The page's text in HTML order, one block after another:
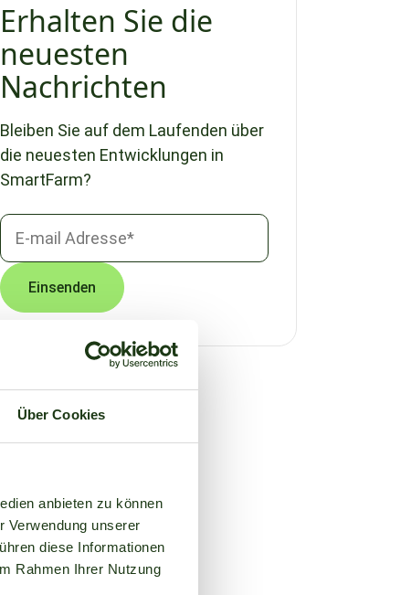
Über Cookies
anbieten zu können
Verwendung unserer
diese Informationen
Rahmen Ihrer Nutzung
Erhalten Sie die
neuesten
Nachrichten
Bleiben Sie auf dem Laufenden über
die neuesten Entwicklungen in
SmartFarm?